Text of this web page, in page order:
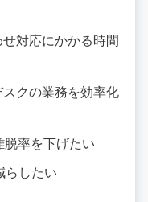
対応にかかる時間
クの業務を効率化
率を下げたい
らしたい